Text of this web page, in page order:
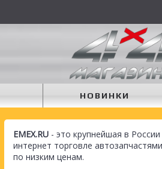
НОВИНКИ
EMEX.RU - это крупнейшая в
интернет торговле
по низким ценам.